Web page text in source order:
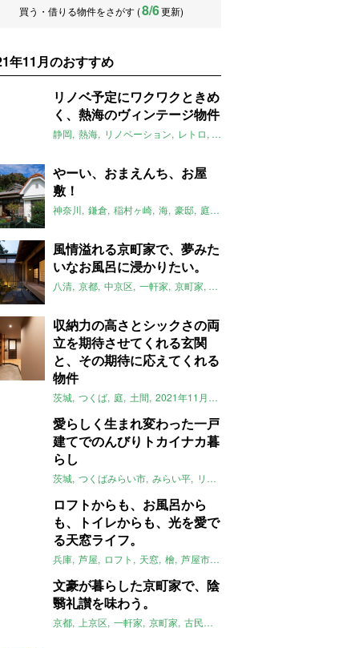
買う・借りる物件をさがす (8/6更新)
年11月のおすすめ
リノベ予定にワクワクときめ
く、熱海のヴィンテージ物件
静岡 熱海 リノベーション レトロ ヴィンテージ
やーい、おまえんち、お屋
敷！
神奈川 鎌倉 稲村ヶ崎 海 豪邸 庭 山
風情溢れる京町家で、夢みた
いなお風呂に浸かりたい。
八清 京都 中京区 一軒家 京町家 リノベーション
収納力の高さとシックさの両
立を期待させてくれる玄関
と、その期待に応えてくれる
物件
茨城 つくば 庭 土間 2021年11月のおすすめ
愛らしく生まれ変わった一戸
建てでのんびりトカイナカ暮
らし
茨城 つくばみらい市 みらい平 リノベーション
ロフトからも、お風呂から
も、トイレからも、光を愛で
る天窓ライフ。
兵庫 芦屋 ロフト 天窓 檜 芦屋市 バスルーム
文豪が暮らした京町家で、陰
翳礼讃を味わう。
京都 上京区 一軒家 京町家 古民家